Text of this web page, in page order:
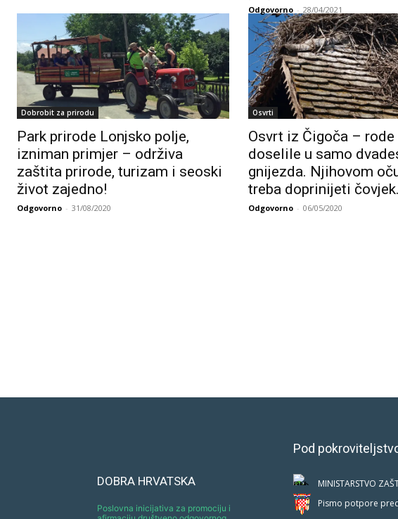
Odgovorno - 28/04/2021
Dobrobit za prirodu
Park prirode Lonjsko polje,
izniman primjer – održiva
zaštita prirode, turizam i seoski
život zajedno!
Odgovorno - 31/08/2020
Osvrti
Osvrt iz Čigoča – rode
doselile u samo
gnijezda. Njihovom
treba doprinijeti čovjek.
Odgovorno - 06/05/2020
DOBRA HRVATSKA
Poslovna inicijativa za promociju i
Pod
MINISTARSTVO
Pismo potpore